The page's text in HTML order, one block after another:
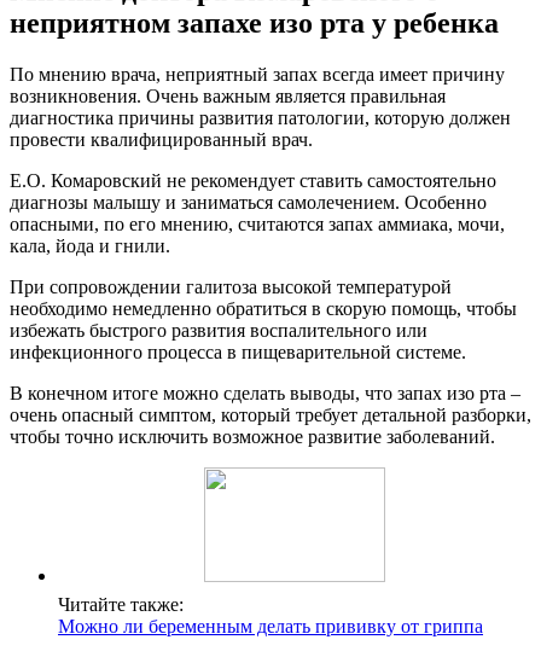
неприятном запахе изо рта у ребенка
По мнению врача, неприятный запах всегда имеет причину
возникновения. Очень важным является правильная
диагностика причины развития патологии, которую должен
провести квалифицированный врач.
Е.О. Комаровский не рекомендует ставить самостоятельно
диагнозы малышу и заниматься самолечением. Особенно
опасными, по его мнению, считаются запах аммиака, мочи,
кала, йода и гнили.
При сопровождении галитоза высокой температурой
необходимо немедленно обратиться в скорую помощь, чтобы
избежать быстрого развития воспалительного или
инфекционного процесса в пищеварительной системе.
В конечном итоге можно сделать выводы, что запах изо рта –
очень опасный симптом, который требует детальной разборки,
чтобы точно исключить возможное развитие заболеваний.
Читайте также:
Можно ли беременным делать прививку от гриппа